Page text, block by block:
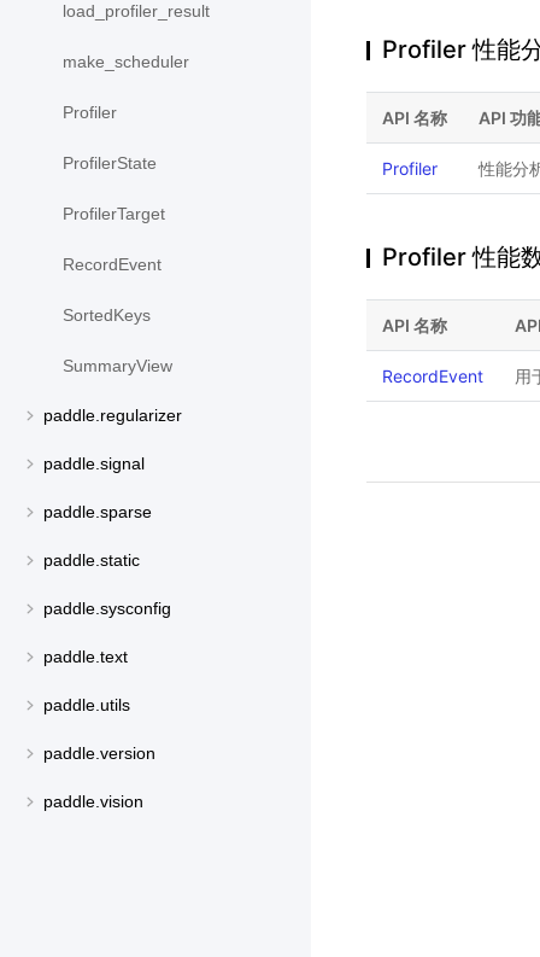
load_profiler_result
make_scheduler
Profiler
ProfilerState
ProfilerTarget
RecordEvent
SortedKeys
SummaryView
paddle.regularizer
paddle.signal
paddle.sparse
paddle.static
paddle.sysconfig
paddle.text
paddle.utils
paddle.version
paddle.vision
Profiler 性能
API 名称 API 功
Profiler 性能分
Profiler 性能
API 名称
RecordEvent 用